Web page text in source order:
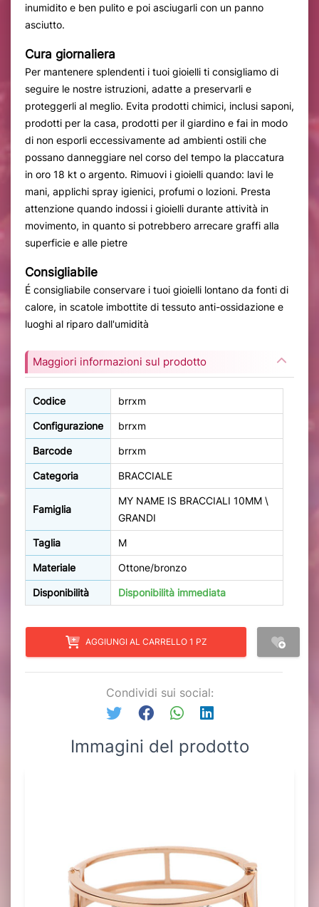
inumidito e ben pulito e poi asciugarli con un panno
asciutto.
Cura giornaliera
Per mantenere splendenti i tuoi gioielli ti consigliamo di
seguire le nostre istruzioni, adatte a preservarli e
proteggerli al meglio. Evita prodotti chimici, inclusi saponi,
prodotti per la casa, prodotti per il giardino e fai in modo
di non esporli eccessivamente ad ambienti ostili che
possano danneggiare nel corso del tempo la placcatura
in oro 18 kt o argento. Rimuovi i gioielli quando: lavi le
mani, applichi spray igienici, profumi o lozioni. Presta
attenzione quando indossi i gioielli durante attività in
movimento, in quanto si potrebbero arrecare graffi alla
superficie e alle pietre
Consigliabile
É consigliabile conservare i tuoi gioielli lontano da fonti di
calore, in scatole imbottite di tessuto anti-ossidazione e
luoghi al riparo dall'umidità
Maggiori informazioni sul prodotto
Codice brrxm
Configurazione brrxm
Barcode brrxm
Categoria BRACCIALE
Famiglia
MY NAME IS BRACCIALI 10MM \
GRANDI
Taglia M
Materiale Ottone/bronzo
Disponibilità Disponibilità immediata
AGGIUNGI AL CARRELLO 1 PZ
Condividi sui social:
Immagini del prodotto